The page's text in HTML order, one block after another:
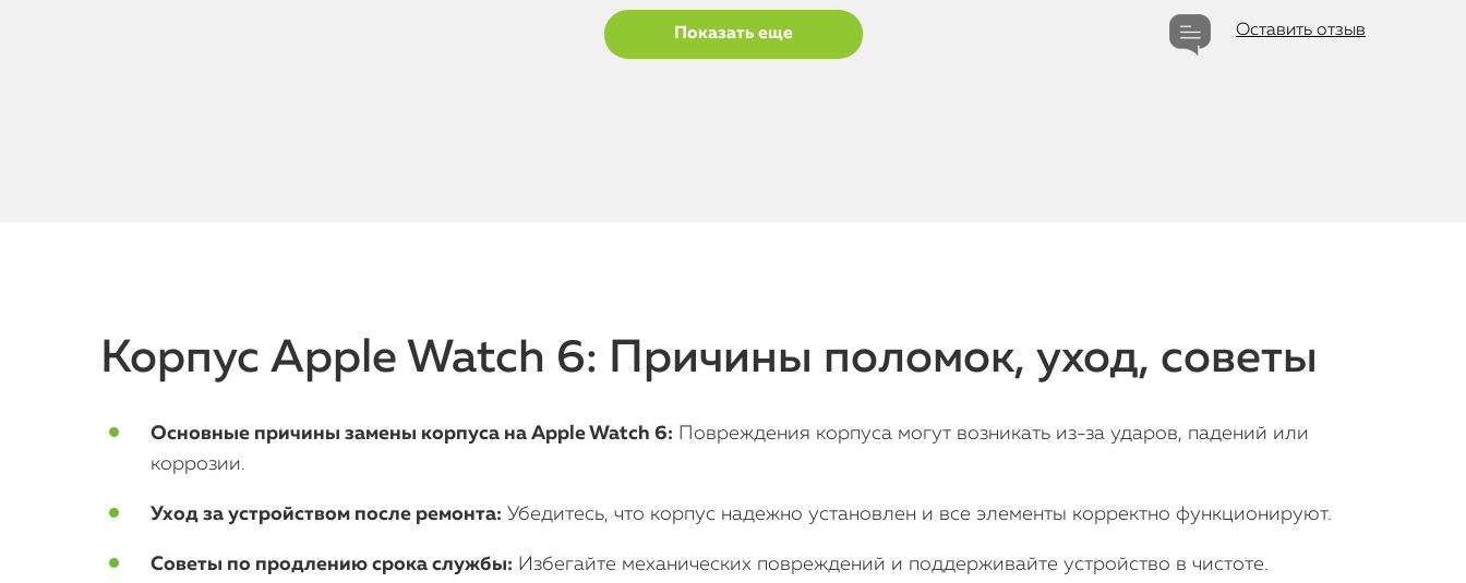
Показать еще Оставить отзыв
Корпус Apple Watch 6: Причины поломок, уход, советы
Основные причины замены корпуса на Apple Watch 6: Повреждения корпуса могут возникать из-за ударов, падений или
коррозии.
Уход за устройством после ремонта: Убедитесь, что корпус надежно установлен и все элементы корректно функционируют.
Советы по продлению срока службы: Избегайте механических повреждений и поддерживайте устройство в чистоте.